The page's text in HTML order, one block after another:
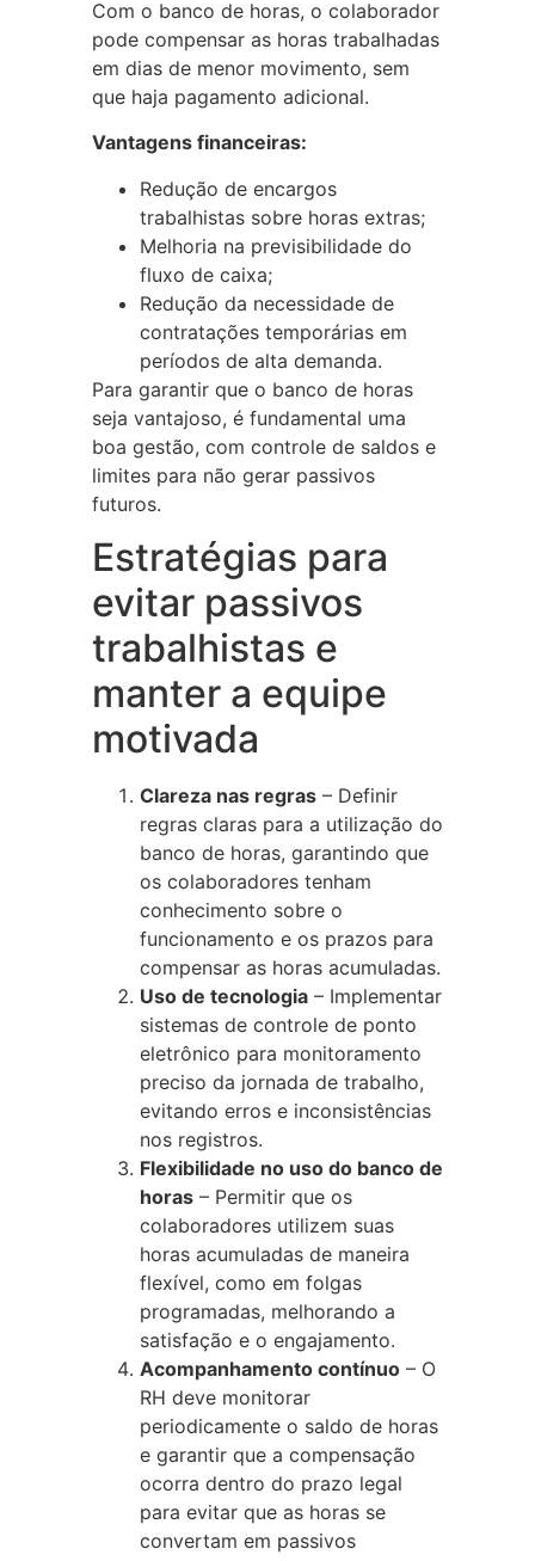
Com o banco de horas, o colaborador
pode compensar as horas trabalhadas
em dias de menor movimento, sem
que haja pagamento adicional.
Vantagens financeiras:
Redução de encargos
trabalhistas sobre horas extras;
Melhoria na previsibilidade do
fluxo de caixa;
Redução da necessidade de
contratações temporárias em
períodos de alta demanda.
Para garantir que o banco de horas
seja vantajoso, é fundamental uma
boa gestão, com controle de saldos e
limites para não gerar passivos
futuros.
Estratégias para
evitar passivos
trabalhistas e
manter a equipe
motivada
Clareza nas regras– Definir
regras claras para a utilização do
banco de horas, garantindo que
os colaboradores tenham
conhecimento sobre o
funcionamento e os prazos para
compensar as horas acumuladas.
Uso de tecnologia– Implementar
sistemas de controle de ponto
eletrônico para monitoramento
preciso da jornada de trabalho,
evitando erros e inconsistências
nos registros.
Flexibilidade no uso do banco de
horas– Permitir que os
colaboradores utilizem suas
horas acumuladas de maneira
flexível, como em folgas
programadas, melhorando a
satisfação e o engajamento.
Acompanhamento contínuo– O
RH deve monitorar
periodicamente o saldo de horas
e garantir que a compensação
ocorra dentro do prazo legal
para evitar que as horas se
convertam em passivos